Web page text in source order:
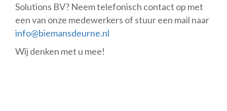
Solutions BV? Neem telefonisch contact op met
een van onze medewerkers of stuur een mail naar
info@biemansdeurne.nl
Wij denken met u mee!